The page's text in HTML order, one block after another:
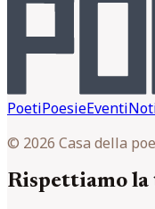
PoetiPoesieEventi
© 2026 Casa della
Rispettiamo